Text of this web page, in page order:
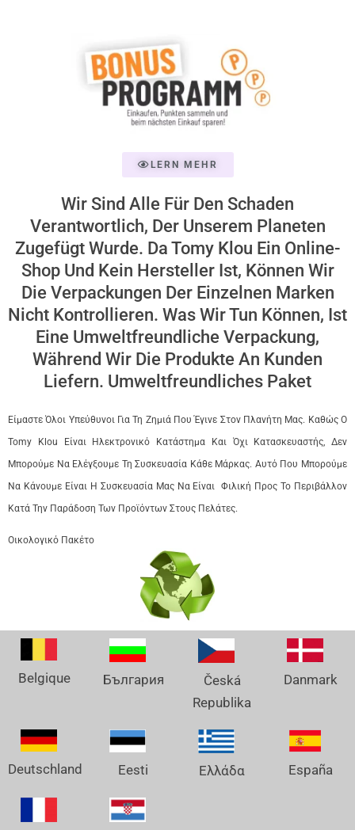
LERN MEHR
Wir Sind Alle Für Den Schaden
Verantwortlich, Der Unserem Planeten
Zugefügt Wurde. Da Tomy Klou Ein Online-
Shop Und Kein Hersteller Ist, Können Wir
Die Verpackungen Der Einzelnen Marken
Nicht Kontrollieren. Was Wir Tun Können, Ist
Eine Umweltfreundliche Verpackung,
Während Wir Die Produkte An Kunden
Liefern. Umweltfreundliches Paket
Είμαστε Όλοι Υπεύθυνοι Για Τη Ζημιά Που Έγινε Στον Πλανήτη Μας. Καθώς Ο
Tomy Klou Είναι Ηλεκτρονικό Κατάστημα Και Όχι Κατασκευαστής, Δεν
Μπορούμε Να Ελέγξουμε Τη Συσκευασία Κάθε Μάρκας. Αυτό Που Μπορούμε
Να Κάνουμε Είναι Η Συσκευασία Μας Να Είναι Φιλική Προς Το Περιβάλλον
Κατά Την Παράδοση Των Προϊόντων Στους Πελάτες.
Οικολογικό Πακέτο
Belgique България
Česká
Republika
Danmark
Deutschland Eesti Ελλάδα España